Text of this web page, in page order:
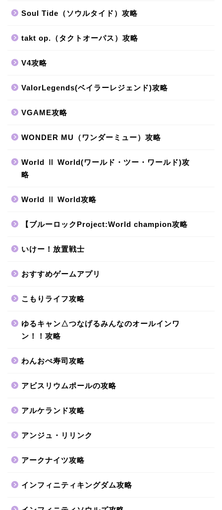
Soul Tide（ソウルタイド）攻略
takt op.（タクトオーパス）攻略
V4攻略
ValorLegends(ベイラーレジェンド)攻略
VGAME攻略
WONDER MU（ワンダーミュー）攻略
World Ⅱ World(ワールド・ツー・ワールド)攻
略
World Ⅱ World攻略
【ブルーロックProject:World champion攻略
いけー！放置戦士
おすすめゲームアプリ
こもりライフ攻略
ゆるキャン△つなげるみんなのオールインワ
ン！！攻略
わんおぺ寿司攻略
アビスリウムポールの攻略
アルケランド攻略
アンジュ・リリンク
アークナイツ攻略
インフィニティキングダム攻略